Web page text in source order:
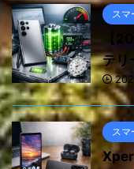
スマ
【
テリ
スマ